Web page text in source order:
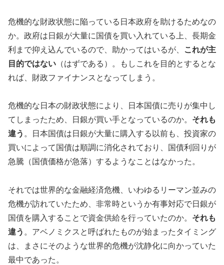
危機的な財政状態に陥っている日本政府を助けるためなの
か。政府は日銀が大量に国債を買い入れている上、長期金
利まで抑え込んでいるので、助かってはいるが、
これが主
目的ではない （はずである）。もしこれを目的とするとな
れば、財政ファイナンスとなってしまう。
危機的な日本の財政状態により、日本国債に売りが集中し
てしまったため、日銀が買い手となっているのか。 それも
違う 。日本国債は日銀が大量に購入する以前も、投資家の
買いによって国債は順調に消化されており、国債利回りが
急騰（国債価格が急落）するようなことはなかった。
それでは世界的な金融経済危機、いわゆるリーマン並みの
危機が訪れていたため、非常時というか有事対応で日銀が
国債を購入することで資金供給を行っていたのか。 それも
違う 。アベノミクスと呼ばれたものが始まったタイミング
は、まさにそのような世界的危機が沈静化に向かっていた
最中であった。